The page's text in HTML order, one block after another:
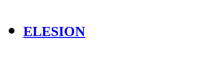
ELESION